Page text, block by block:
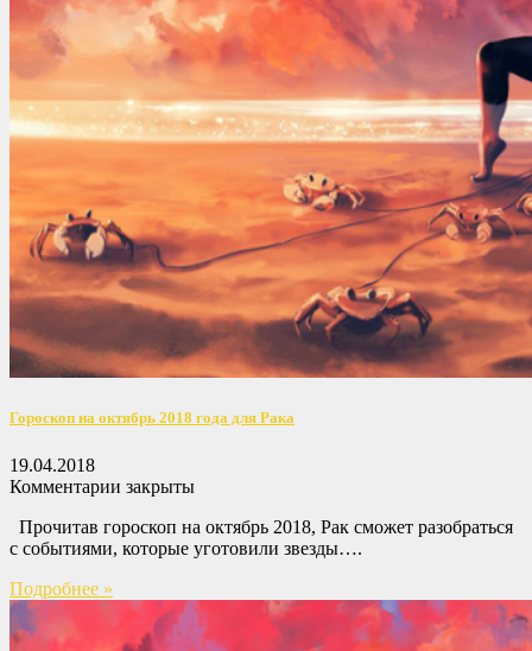
Гороскоп на октябрь 2018 года для Рака
19.04.2018
Комментарии закрыты
Прочитав гороскоп на октябрь 2018, Рак сможет разобраться
с событиями, которые уготовили звезды….
Подробнее »